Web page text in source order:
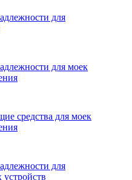
для
для моек
средства для моек
для
устройств